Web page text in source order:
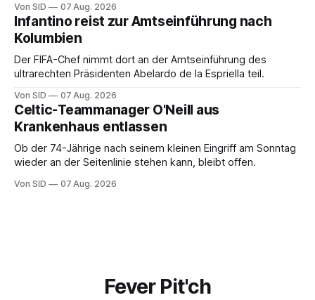
Von SID 07 Aug. 2026
Infantino reist zur Amtseinführung nach
Kolumbien
Der FIFA-Chef nimmt dort an der Amtseinführung des
ultrarechten Präsidenten Abelardo de la Espriella teil.
Von SID 07 Aug. 2026
Celtic-Teammanager O'Neill aus
Krankenhaus entlassen
Ob der 74-Jährige nach seinem kleinen Eingriff am Sonntag
wieder an der Seitenlinie stehen kann, bleibt offen.
Von SID 07 Aug. 2026
Fever Pit'ch